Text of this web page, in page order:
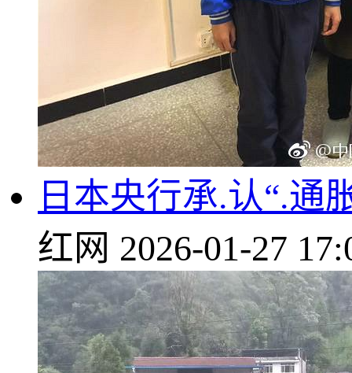
日本央行承.认“.通
红网 2026-01-27